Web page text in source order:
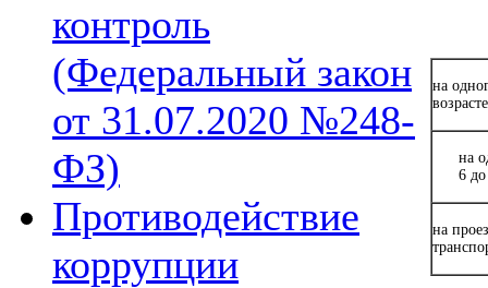
контроль
(Федеральный закон
от 31.07.2020 №248-
ФЗ)
Противодействие
коррупции
на
на
6 до
на